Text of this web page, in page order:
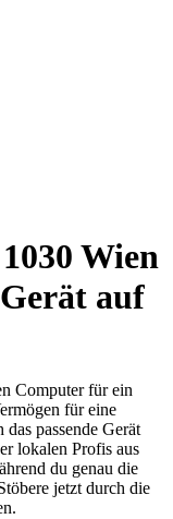
Wien
auf
Computer für ein
für eine
passende Gerät
lokalen Profis aus
du genau die
jetzt durch die